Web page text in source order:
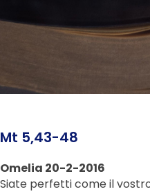
Mt 5,43-48
Omelia 20-2-2016
Siate perfetti come il